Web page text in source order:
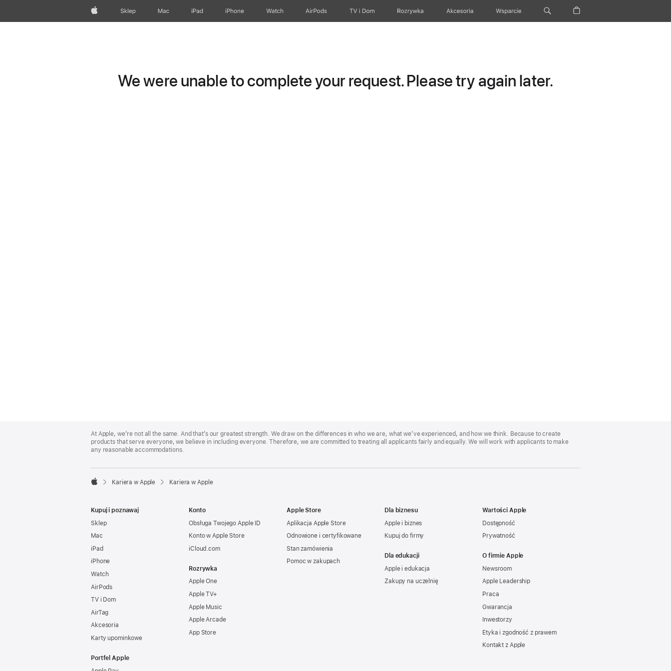
Apple Sklep Mac iPad iPhone Watch AirPods TV i Dom Rozrywka Akcesoria Wsparcie
We were unable to complete your request. Please try again later.
Footer
At Apple, we’re not all the same. And that’s our greatest strength. We draw on the differences in who we are, what we’ve experienced, and how we think. Because to create
products that serve everyone, we believe in including everyone. Therefore, we are committed to treating all applicants fairly and equally. We will work with applicants to make
any reasonable accommodations.

Kariera w Apple Kariera w Apple
Kupuj i poznawaj
Sklep
Mac
iPad
iPhone
Watch
AirPods
TV i Dom
AirTag
Akcesoria
Karty upominkowe
Portfel Apple
Konto
Obsługa Twojego Apple ID
Konto w Apple Store
iCloud.com
Rozrywka
Apple One
Apple TV+
Apple Music
Apple Arcade
App Store
Apple Store
Aplikacja Apple Store
Odnowione i certyfikowane
Stan zamówienia
Pomoc w zakupach
Dla biznesu
Apple i biznes
Kupuj do firmy
Dla edukacji
Apple i edukacja
Zakupy na uczelnię
Wartości Apple
Dostępność
Prywatność
O firmie Apple
Newsroom
Apple Leadership
Praca
Gwarancja
Inwestorzy
Etyka i zgodność z prawem
Kontakt z Apple